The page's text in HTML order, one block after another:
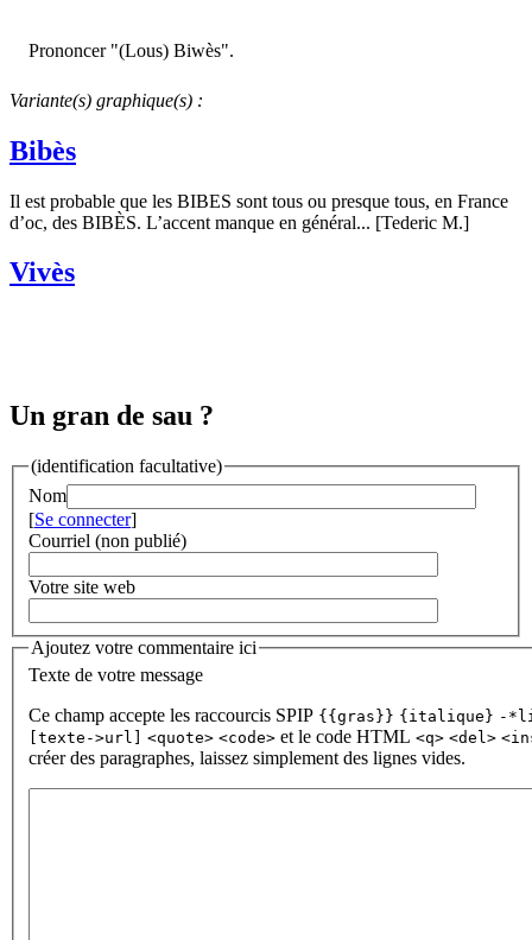
Prononcer "(Lous) Biwès".
Variante(s) graphique(s) :
Bibès
Il est probable que les BIBES sont tous ou presque tous, en France
d’oc, des BIBÈS. L’accent manque en général... [Tederic M.]
Vivès
Un gran de sau ?
(identification facultative)
Nom
[Se connecter]
Courriel (non publié)
Votre site web
Ajoutez votre commentaire ici
Texte de votre message
Ce champ accepte les raccourcis SPIP {{gras}} {italique} -
[texte->url]
<quote> <code> et le code HTML <q> <del>
créer des paragraphes, laissez simplement des lignes vides.